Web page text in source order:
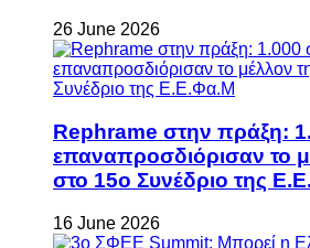
26 June 2026
Rephrame στην πράξη:
επαναπροσδιόρισαν το
στο 15ο Συνέδριο της
16 June 2026